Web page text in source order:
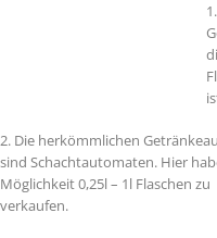
2. Die herkömmlichen
sind Schachtautomaten. Hier
Möglichkeit 0,25l – 1l Flaschen zu
verkaufen.